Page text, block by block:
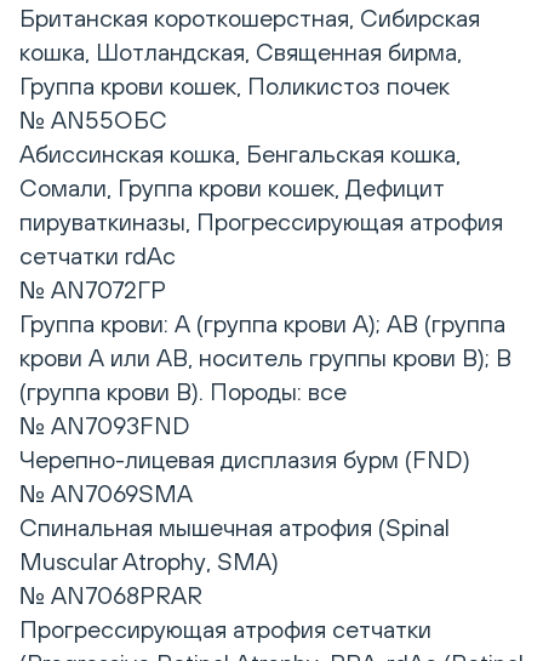
Британская короткошерстная, Сибирская
кошка, Шотландская, Священная бирма,
Группа крови кошек, Поликистоз почек
№ AN55ОБС
Абиссинская кошка, Бенгальская кошка,
Сомали, Группа крови кошек, Дефицит
пируваткиназы, Прогрессирующая атрофия
сетчатки rdAc
№ AN7072ГР
Группа крови: A (группа крови А); AB (группа
крови А или АB, носитель группы крови B); B
(группа крови B). Породы: все
№ AN7093FND
Черепно-лицевая дисплазия бурм (FND)
№ AN7069SMA
Спинальная мышечная атрофия (Spinal
Muscular Atrophy, SMA)
№ AN7068PRAR
Прогрессирующая атрофия сетчатки